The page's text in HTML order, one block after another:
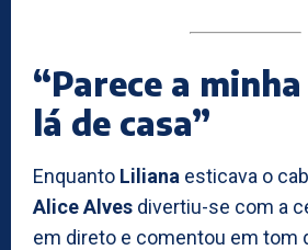
“Parece a
lá de casa”
Enquanto Liliana esticava o
Alice Alves divertiu-se com a
em direto e comentou em tom